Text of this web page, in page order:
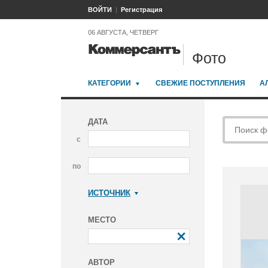
ВОЙТИ Регистрация
06 АВГУСТА, ЧЕТВЕРГ
Фото
КАТЕГОРИИ СВЕЖИЕ ПОСТУПЛЕНИЯ
ДАТА
с
по
ИСТОЧНИК
МЕСТО
АВТОР